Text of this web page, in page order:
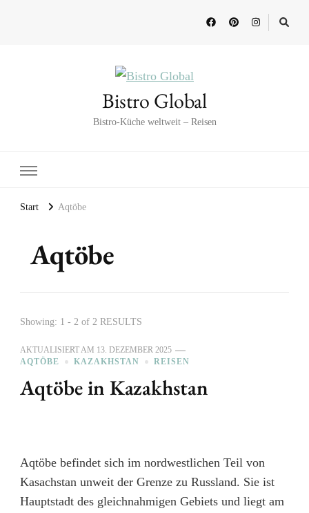
Bistro Global
Bistro-Küche weltweit – Reisen
Start Aqtöbe
Aqtöbe
Showing: 1 - 2 of 2 RESULTS
AKTUALISIERT AM 13. DEZEMBER 2025
AQTÖBE
KAZAKHSTAN REISEN
Aqtöbe in Kazakhstan
Aqtöbe befindet sich im nordwestlichen Teil von
Kasachstan unweit der Grenze zu Russland. Sie ist
Hauptstadt des gleichnahmigen Gebiets und liegt am